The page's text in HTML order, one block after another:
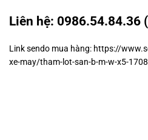
Liên hệ: 0986.54.84.36
Link sendo mua hàng: https://
xe-may/tham-lot-san-b-m-w-x5-